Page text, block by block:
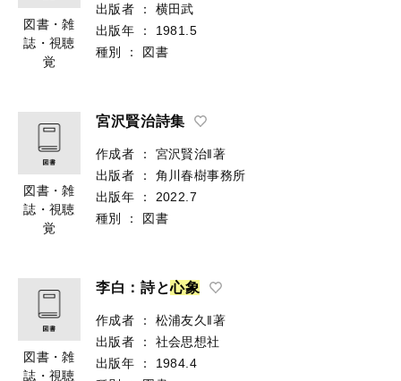
図書・雑
誌・視聴
覚
出版者
：
横田武
出版年
：
1981.5
種別
： 図書
図書・雑
誌・視聴
覚
宮沢賢治詩集
作成者 ：
宮沢賢治‖著
出版者
：
角川春樹事務所
出版年
：
2022.7
種別
： 図書
図書・雑
誌・視聴
李白：詩と心象
作成者 ：
松浦友久‖著
出版者
：
社会思想社
出版年
：
1984.4